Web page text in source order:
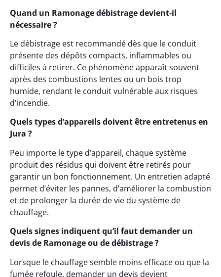
Quand un Ramonage débistrage devient-il
nécessaire ?
Le débistrage est recommandé dès que le conduit
présente des dépôts compacts, inflammables ou
difficiles à retirer. Ce phénomène apparaît souvent
après des combustions lentes ou un bois trop
humide, rendant le conduit vulnérable aux risques
d’incendie.
Quels types d’appareils doivent être entretenus en
Jura ?
Peu importe le type d’appareil, chaque système
produit des résidus qui doivent être retirés pour
garantir un bon fonctionnement. Un entretien adapté
permet d’éviter les pannes, d’améliorer la combustion
et de prolonger la durée de vie du système de
chauffage.
Quels signes indiquent qu’il faut demander un
devis de Ramonage ou de débistrage ?
Lorsque le chauffage semble moins efficace ou que la
fumée refoule, demander un devis devient